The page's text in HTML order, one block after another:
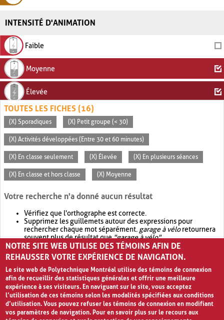
INTENSITÉ D'ANIMATION
Faible
Moyenne
Élevée
TOUTES LES FICHES (16)
(X) Sporadiques (X) Petit groupe (< 30)
(X) Activités développées (Entre 30 et 60 minutes)
(X) En classe seulement (X) Élevée (X) En plusieurs séances
(X) En classe et hors classe (X) Moyenne
Votre recherche n'a donné aucun résultat
Vérifiez que l'orthographe est correcte.
Supprimez les guillemets autour des expressions pour
rechercher chaque mot séparément. garage à véloretournera
souvent plus de résultat que"garage à vélo".
Envisagez d'élargir votre recherche avec OR.garage OR vélo
retournera souvent plus de résultat quegarage à vélo
NOTRE SITE WEB UTILISE DES TÉMOINS AFIN DE
REHAUSSER VOTRE EXPÉRIENCE DE NAVIGATION.
Le site web de Polytechnique Montréal utilise des témoins de connexion
afin de recueillir des statistiques générales et offrir une meilleure
expérience à ses visiteurs. En naviguant sur le site, vous acceptez
l’utilisation de ces témoins selon les modalités spécifiées aux conditions
d’utilisation. Vous pouvez refuser les témoins de connexion en modifiant
vos paramètres de navigation. Pour en savoir plus sur le recours aux